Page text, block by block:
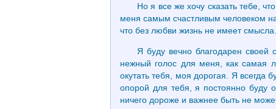
Но я все же хочу сказать тебе,
меня самым счастливым человеком
что без любви жизнь не имеет
Я буду вечно благодарен своей
нежный голос для меня, как самая
окутать тебя, моя дорогая. Я всегда
опорой для тебя, я постоянно буду
ничего дороже и важнее быть не